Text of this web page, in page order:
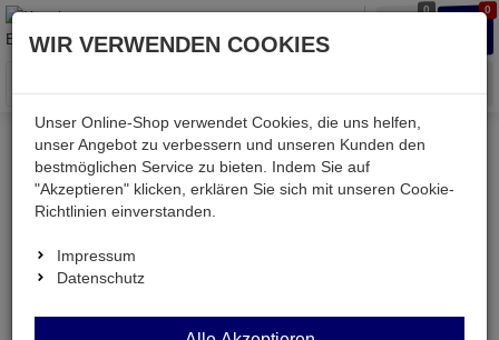
0 0
Menü
Weiter einkaufen Kessler electronic
Computer
KEHDMI-SS-5U
KEHDMI-SS-5U
WIR VERWENDEN COOKIES
Unser Online-Shop verwendet Cookies, die uns helfen,
unser Angebot zu verbessern und unseren Kunden den
bestmöglichen Service zu bieten. Indem Sie auf
"Akzeptieren" klicken, erklären Sie sich mit unseren Cookie-
Richtlinien einverstanden.
Impressum
Datenschutz